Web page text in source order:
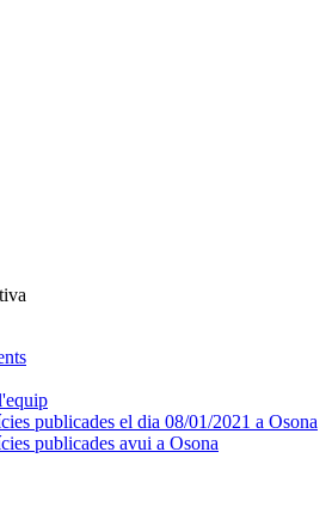
publicades el dia 08/01/2021 a Osona
publicades avui a Osona